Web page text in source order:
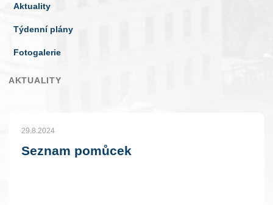
Aktuality
Týdenní plány
Fotogalerie
AKTUALITY
29.8.2024
Seznam pomůcek